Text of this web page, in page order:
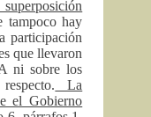
tampoco hay
participación
que llevaron
ni sobre los
La
el Gobierno